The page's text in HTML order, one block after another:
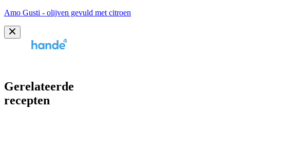
Amo Gusti - olijven gevuld met citroen
Gerelateerde
recepten